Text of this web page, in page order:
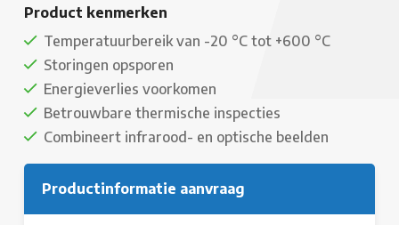
Product kenmerken
Temperatuurbereik van -20 °C tot +600 °C
Storingen opsporen
Energieverlies voorkomen
Betrouwbare thermische inspecties
Combineert infrarood- en optische beelden
Productinformatie aanvraag